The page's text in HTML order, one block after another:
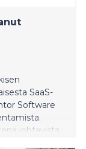
SaaS-
Software
johtavista